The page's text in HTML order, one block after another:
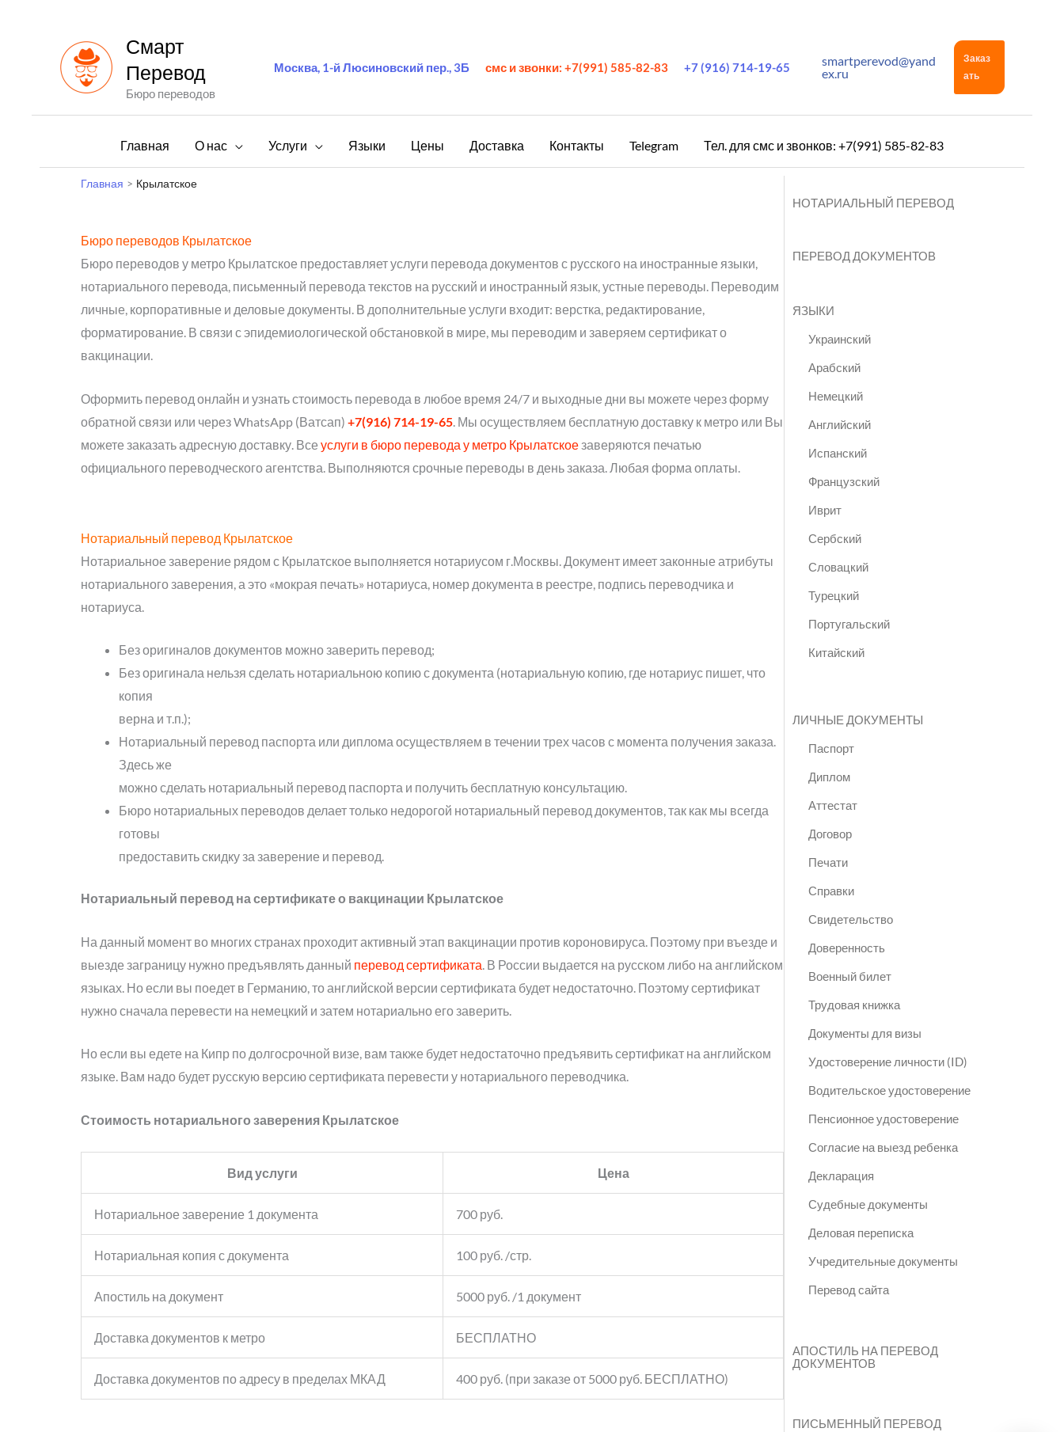
содержимому
Смарт
Перевод
Бюро переводов
Москва, 1-й Люсиновский пер., 3Б смс и звонки: +7(991) 585-82-83 +7 (916) 714-19-65
smartperevod@yand
ex.ru
Заказ
ать
Главная О нас Услуги Языки Цены Доставка Контакты Telegram Тел. для смс и звонков: +7(991) 585-82-83
Главная Крылатское
Бюро переводов Крылатское
Бюро переводов у метро Крылатское предоставляет услуги перевода документов с русского на иностранные языки,
нотариального перевода, письменный перевода текстов на русский и иностранный язык, устные переводы. Переводим
личные, корпоративные и деловые документы. В дополнительные услуги входит: верстка, редактирование,
форматирование. В связи с эпидемиологической обстановкой в мире, мы переводим и заверяем сертификат о
вакцинации.
Оформить перевод онлайн и узнать стоимость перевода в любое время 24/7 и выходные дни вы можете через форму
обратной связи или через WhatsApp (Ватсап) +7(916) 714-19-65 . Мы осуществляем бесплатную доставку к метро или Вы
можете заказать адресную доставку. Все услуги в бюро перевода у метро Крылатское заверяются печатью
официального переводческого агентства. Выполняются срочные переводы в день заказа. Любая форма оплаты.
Нотариальный перевод Крылатское
Нотариальное заверение рядом с Крылатское выполняется нотариусом г.Москвы. Документ имеет законные атрибуты
нотариального заверения, а это «мокрая печать» нотариуса, номер документа в реестре, подпись переводчика и
нотариуса.
Без оригиналов документов можно заверить перевод;
Без оригинала нельзя сделать нотариальною копию с документа (нотариальную копию, где нотариус пишет, что
копия
верна и т.п.);
Нотариальный перевод паспорта или диплома осуществляем в течении трех часов с момента получения заказа.
Здесь же
можно сделать нотариальный перевод паспорта и получить бесплатную консультацию.
Бюро нотариальных переводов делает только недорогой нотариальный перевод документов, так как мы всегда
готовы
предоставить скидку за заверение и перевод.
Нотариальный перевод на сертификате о вакцинации Крылатское
На данный момент во многих странах проходит активный этап вакцинации против короновируса. Поэтому при въезде и
выезде заграницу нужно предъявлять данный перевод сертификата . В России выдается на русском либо на английском
языках. Но если вы поедет в Германию, то английской версии сертификата будет недостаточно. Поэтому сертификат
нужно сначала перевести на немецкий и затем нотариально его заверить.
Но если вы едете на Кипр по долгосрочной визе, вам также будет недостаточно предъявить сертификат на английском
языке. Вам надо будет русскую версию сертификата перевести у нотариального переводчика.
Стоимость нотариального заверения Крылатское
Вид услуги Цена
Нотариальное заверение 1 документа 700 руб.
Нотариальная копия с документа 100 руб. /стр.
Апостиль на документ 5000 руб. /1 документ
Доставка документов к метро БЕСПЛАТНО
Доставка документов по адресу в пределах МКАД 400 руб. (при заказе от 5000 руб. БЕСПЛАТНО)
НОТАРИАЛЬНЫЙ ПЕРЕВОД
ПЕРЕВОД ДОКУМЕНТОВ
ЯЗЫКИ
Украинский
Арабский
Немецкий
Английский
Испанский
Французский
Иврит
Сербский
Словацкий
Турецкий
Португальский
Китайский
ЛИЧНЫЕ ДОКУМЕНТЫ
Паспорт
Диплом
Аттестат
Договор
Печати
Справки
Свидетельство
Доверенность
Военный билет
Трудовая книжка
Документы для визы
Удостоверение личности (ID)
Водительское удостоверение
Пенсионное удостоверение
Согласие на выезд ребенка
Декларация
Судебные документы
Деловая переписка
Учредительные документы
Перевод сайта
АПОСТИЛЬ НА ПЕРЕВОД
ДОКУМЕНТОВ
ПИСЬМЕННЫЙ ПЕРЕВОД